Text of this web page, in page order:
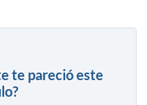
te pareció este